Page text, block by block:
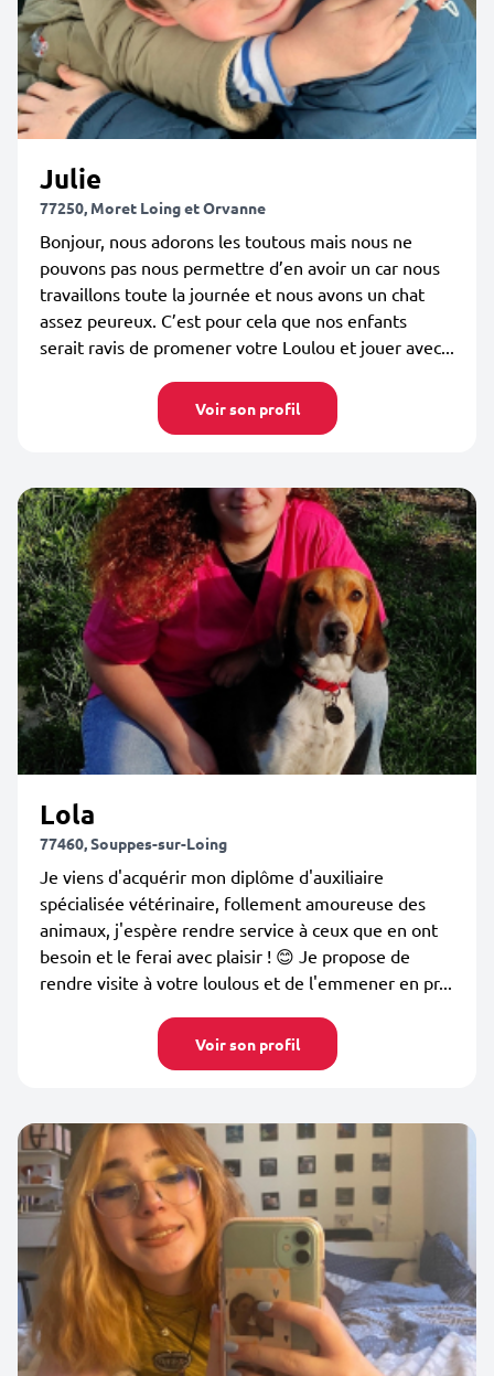
Julie
77250, Moret Loing et Orvanne
Bonjour, nous adorons les toutous mais nous ne
pouvons pas nous permettre d’en avoir un car nous
travaillons toute la journée et nous avons un chat
assez peureux. C’est pour cela que nos enfants
serait ravis de promener votre Loulou et jouer avec...
Voir son profil
Lola
77460, Souppes-sur-Loing
Je viens d'acquérir mon diplôme d'auxiliaire
spécialisée vétérinaire, follement amoureuse des
animaux, j'espère rendre service à ceux que en ont
besoin et le ferai avec plaisir ! 😊 Je propose de
rendre visite à votre loulous et de l'emmener en pr...
Voir son profil